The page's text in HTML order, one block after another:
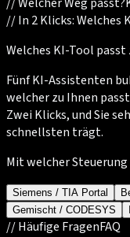
//In 2 Klicks: Welches
Welches KI-Tool passt
Fünf KI-Assistenten
welcher zu Ihnen
Zwei Klicks, und Sie
schnellsten trägt.
Mit welcher
Siemens / TIA Portal
Gemischt / CODESYS
//Häufige FragenFAQ